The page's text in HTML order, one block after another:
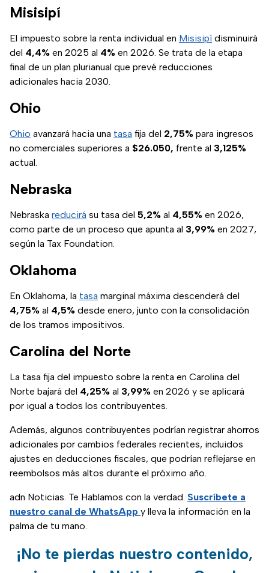
Misisipí
El impuesto sobre la renta individual en Misisipí disminuirá
del 4,4% en 2025 al 4% en 2026. Se trata de la etapa
final de un plan plurianual que prevé reducciones
adicionales hacia 2030.
Ohio
Ohio avanzará hacia una tasa fija del 2,75% para ingresos
no comerciales superiores a $26.050, frente al 3,125%
actual.
Nebraska
Nebraska reducirá su tasa del 5,2% al 4,55% en 2026,
como parte de un proceso que apunta al 3,99% en 2027,
según la Tax Foundation.
Oklahoma
En Oklahoma, la tasa marginal máxima descenderá del
4,75% al 4,5% desde enero, junto con la consolidación
de los tramos impositivos.
Carolina del Norte
La tasa fija del impuesto sobre la renta en Carolina del
Norte bajará del 4,25% al 3,99% en 2026 y se aplicará
por igual a todos los contribuyentes.
Además, algunos contribuyentes podrían registrar ahorros
adicionales por cambios federales recientes, incluidos
ajustes en deducciones fiscales, que podrían reflejarse en
reembolsos más altos durante el próximo año.
adn Noticias. Te Hablamos con la verdad. Suscríbete a
nuestro canal de WhatsApp y lleva la información en la
palma de tu mano.
¡No te pierdas nuestro contenido,